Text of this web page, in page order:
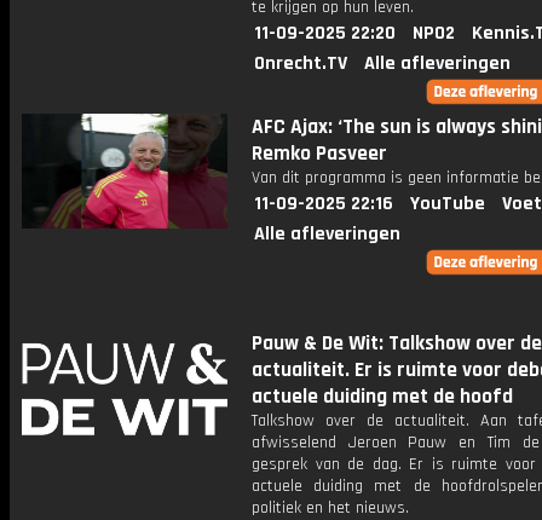
te krijgen op hun leven.
11-09-2025 22:20 NPO2
Onrecht.TV
Alle afleveringen
AFC Ajax: ‘The sun is always
Remko Pasveer
Van dit programma is geen informatie
11-09-2025 22:16 YouTube
Alle afleveringen
Pauw & De Wit: Talkshow over de
actualiteit. Er is ruimte voor
actuele duiding met de hoofd
Talkshow over de actualiteit. Aan
afwisselend Jeroen Pauw en Tim
gesprek van de dag. Er is ruimte
actuele duiding met de
politiek en het nieuws.